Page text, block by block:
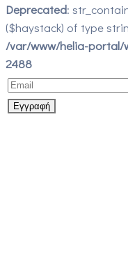
Deprecated:
($haystack) of type
/var/www/helia-
2488